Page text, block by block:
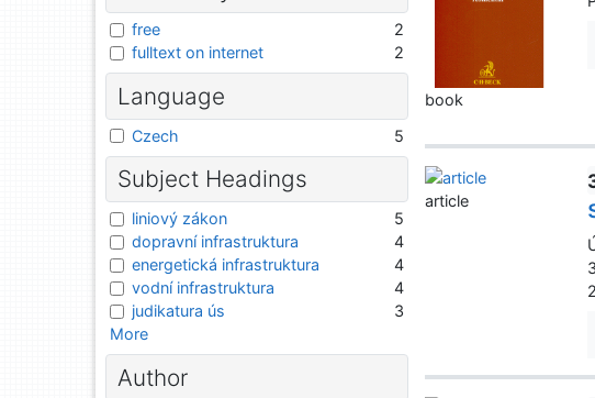
book
article
free
2
fulltext on internet
2
Language
Czech 5
Subject Headings
liniový zákon
5
dopravní infrastruktura
4
energetická infrastruktura
4
vodní infrastruktura
4
judikatura ús
3
More
Author